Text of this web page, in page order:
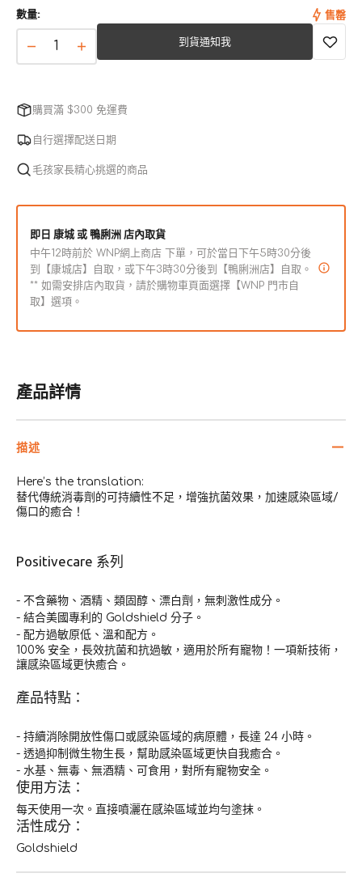
產品詳情
描述
Here’s the translation:
替代傳統消毒劑的可持續性不足，增強抗菌效果，加速感染區域/
傷口的癒合！
Positivecare 系列
- 不含藥物、酒精、類固醇、漂白劑，無刺激性成分。
- 結合美國專利的 Goldshield 分子。
- 配方過敏原低、溫和配方。
100% 安全，長效抗菌和抗過敏，適用於所有寵物！一項新技術，
讓感染區域更快癒合。
產品特點：
- 持續消除開放性傷口或感染區域的病原體，長達 24 小時。
- 透過抑制微生物生長，幫助感染區域更快自我癒合。
- 水基、無毒、無酒精、可食用，對所有寵物安全。
使用方法：
每天使用一次。直接噴灑在感染區域並均勻塗抹。
活性成分：
Goldshield
易於使用 – 每天一次，直接噴灑在感染區域並均勻塗抹。
售
完
或
法
使
用
數量:
抑
菌
潔
噴
霧
數
量
減
少
菌
潔
噴
霧
數
量
增
售罄
到貨通知我
購買滿 $300 免運費
自行選擇配送日期
毛孩家長精心挑選的商品
即日 康城 或 鴨脷洲 店內取貨
中午12時前於 WNP網上商店 下單，可於當日下午5時30分後
到【康城店】自取，或下午3時30分後到【鴨脷洲店】自取。
** 如需安排店內取貨，請於購物車頁面選擇【WNP 門市自
取】選項。